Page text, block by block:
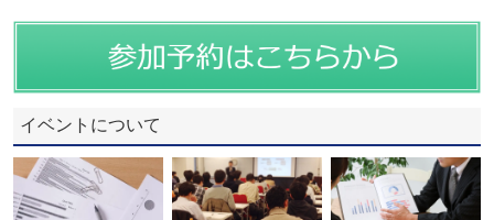
イベントについて